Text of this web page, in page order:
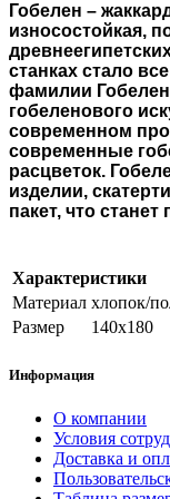
Гобелен –
износостойкая,
станках стало
фамилии
гобеленового
современном
современные
расцветок.
изделии,
пакет, что
Характеристики
Материал хлопок/
Размер
140х180
Информация
О компании
Условия
Доставка и